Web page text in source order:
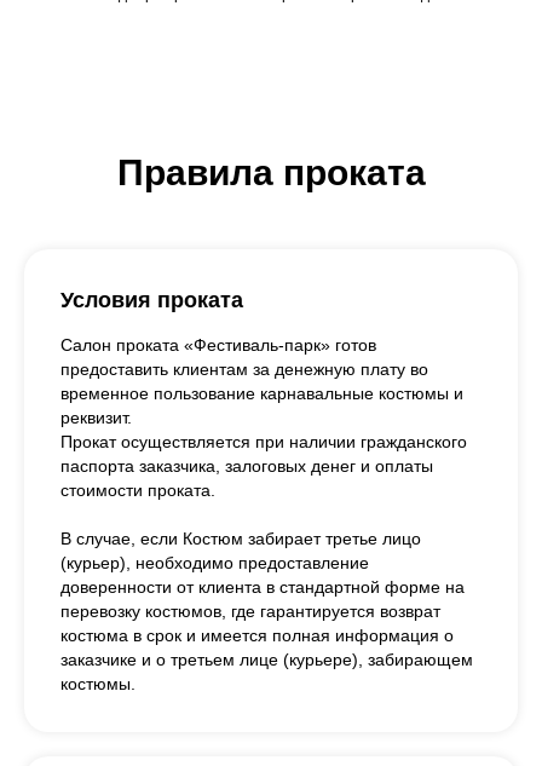
Правила проката
Условия проката
Салон проката «Фестиваль-парк» готов
предоставить клиентам за денежную плату во
временное пользование карнавальные костюмы и
реквизит.
Прокат осуществляется при наличии гражданского
паспорта заказчика, залоговых денег и оплаты
стоимости проката.
В случае, если Костюм забирает третье лицо
(курьер), необходимо предоставление
доверенности от клиента в стандартной форме на
перевозку костюмов, где гарантируется возврат
костюма в срок и имеется полная информация о
заказчике и о третьем лице (курьере), забирающем
костюмы.